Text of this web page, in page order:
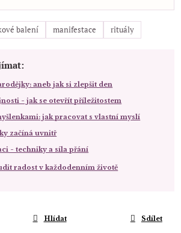
balení manifestace rituály
aneb jak si zlepšit den
- jak se otevřít příležitostem
jak pracovat s vlastní myslí
začíná uvnitř
- techniky a síla přání
radost v každodenním životě
Hlídat Sdílet